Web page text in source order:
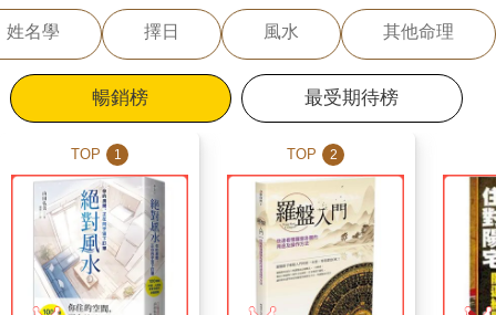
姓名學 擇日 風水 其他命理
暢銷榜 最受期待榜
TOP 1 TOP 2